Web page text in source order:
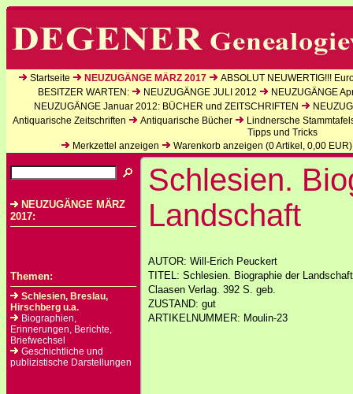
Startseite NEUZUGÄNGE MÄRZ 2017
ABSOLUT NEUWERTIG!!!
BESITZER WARTEN:
NEUZUGÄNGE JULI 2012
NEUZUGÄNGE
NEUZUGÄNGE Januar 2012: BÜCHER und ZEITSCHRIFTEN
Antiquarische Zeitschriften
Antiquarische Bücher
Lindnersche
Tipps und Tricks
Merkzettel anzeigen
Warenkorb anzeigen (0Artikel, 0,00 EUR)
NEUZUGÄNGE MÄRZ
2017:
Themen:
Schlesien, Breslau,
Hirschberg u.a.
Biographien,
Erinnerungen, Berichte,
Briefwechsel
Geschichtliche und
publizistische Darstellungen
Schlesien.
Landschaft
AUTOR: Will-Erich Peuckert
TITEL: Schlesien. Biographie der
Claasen Verlag. 392 S. geb.
ZUSTAND: gut
ARTIKELNUMMER: Moulin-23